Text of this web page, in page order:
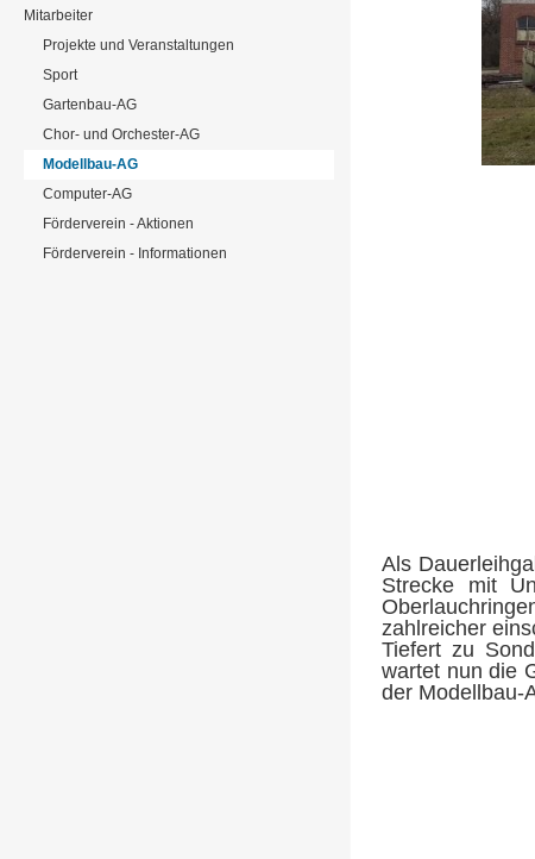
Als
Strecke mit
zahlreicher
Tiefert zu
wartet nun die
der Modellbau-
Mitarbeiter
Projekte und Veranstaltungen
Sport
Gartenbau-AG
Chor- und Orchester-AG
Modellbau-AG
Computer-AG
Förderverein - Aktionen
Förderverein - Informationen